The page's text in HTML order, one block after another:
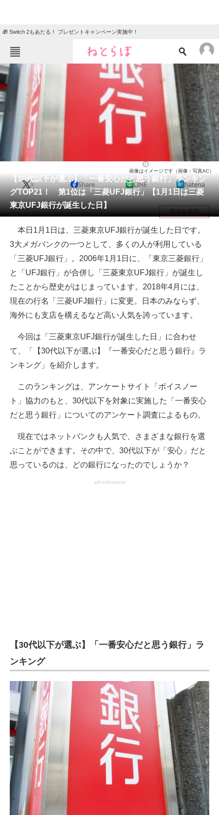
🎁 Switch 2もあたる！ プレゼントキャンペーン実施中！
ねとらぼメニュー
TOP ニュース
エンタメ クイズ
教育・育児
会員記事
メディア
注目記事を集めた総合ページ
ITの今と未来を見通す
スマホと通信の最新トレンド
進化するPCとデバイスの未来
好きが集まる 比べて選べる
企業ITのトレンドを詳説
経営リーダーのコミュニティ
企業向けIT製品の総合サイト
IT製品の技術・比較・事例
【30代以下が選ぶ】「一番安心だと思う銀行」ランキン
グTOP21！ 第1位は「三菱UFJ銀行」【1月1日は三菱
東京UFJ銀行が誕生した日】
画像はイメージです（画像：写真AC）
X Share LINE hatena
目次を表示
本日1月1日は、三菱東京UFJ銀行が誕生した日です。
3大メガバンクの一つとして、多くの人が利用している
「三菱UFJ銀行」。2006年1月1日に、「東京三菱銀行」
と「UFJ銀行」が合併し「三菱東京UFJ銀行」が誕生し
たことから歴史がはじまっています。2018年4月には、
現在の行名「三菱UFJ銀行」に変更。日本のみならず、
海外にも支店を構えるなど高い人気を誇っています。
今回は「三菱東京UFJ銀行が誕生した日」に合わせ
て、「【30代以下が選ぶ】『一番安心だと思う銀行』ラ
ンキング」を紹介します。
このランキングは、アンケートサイト「ボイスノー
ト」協力のもと、30代以下を対象に実施した「一番安心
だと思う銀行」についてのアンケート調査によるもの。
現在ではネットバンクも人気で、さまざまな銀行を選
ぶことができます。その中で、30代以下が「安心」だと
思っているのは、どの銀行になったのでしょうか？
advertisement
【30代以下が選ぶ】「一番安心だと思う銀行」ラ
ンキング